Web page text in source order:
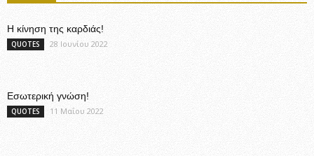
Η κίνηση της καρδιάς!
QUOTES 28 Ιουνίου 2022
Εσωτερική γνώση!
QUOTES 11 Μαΐου 2022